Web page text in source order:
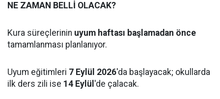
NE ZAMAN BELLİ OLACAK?
Kura süreçlerinin uyum haftası başlamadan önce
tamamlanması planlanıyor.
Uyum eğitimleri 7 Eylül 2026'da başlayacak; okullarda
ilk ders zili ise 14 Eylül 'de çalacak.